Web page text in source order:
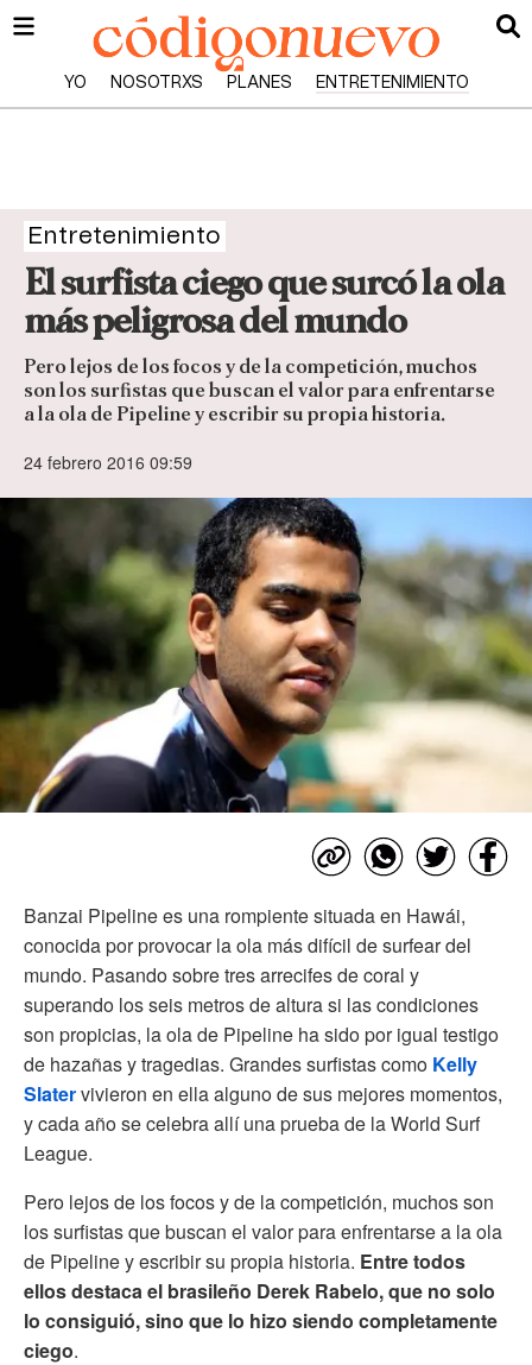
YO NOSOTRXS PLANES ENTRETENIMIENTO
Entretenimiento
El surfista ciego que surcó la ola
más peligrosa del mundo
Pero lejos de los focos y de la competición, muchos
son los surfistas que buscan el valor para enfrentarse
a la ola de Pipeline y escribir su propia historia.
24 febrero 2016 09:59
Banzai Pipeline es una rompiente situada en Hawái,
conocida por provocar la ola más difícil de surfear del
mundo. Pasando sobre tres arrecifes de coral y
superando los seis metros de altura si las condiciones
son propicias, la ola de Pipeline ha sido por igual testigo
de hazañas y tragedias. Grandes surfistas como Kelly
Slatervivieron en ella alguno de sus mejores momentos,
y cada año se celebra allí una prueba de la World Surf
League.
Pero lejos de los focos y de la competición, muchos son
los surfistas que buscan el valor para enfrentarse a la ola
de Pipeline y escribir su propia historia. Entre todos
ellos destaca el brasileño Derek Rabelo, que no solo
lo consiguió, sino que lo hizo siendo completamente
ciego.